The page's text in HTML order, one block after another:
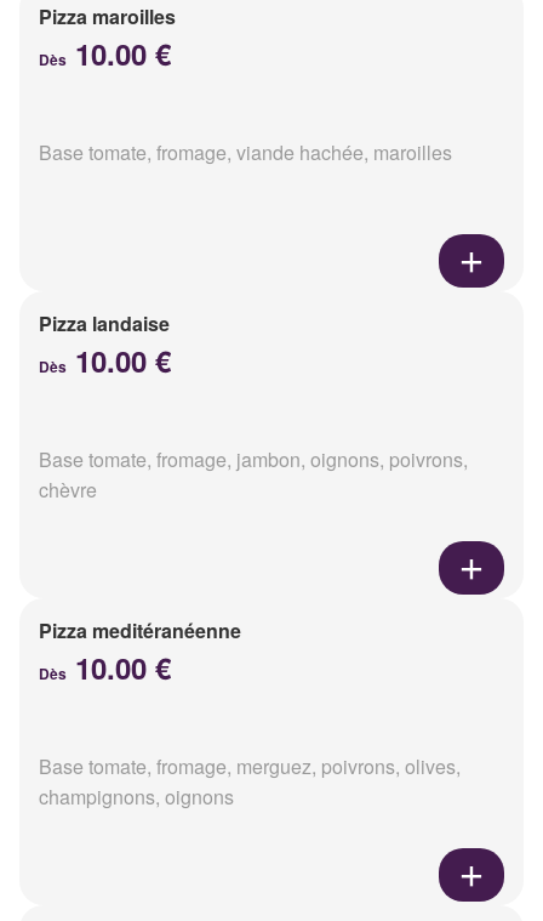
Pizza maroilles
Dès 10.00 €
Base tomate, fromage, viande hachée, maroilles
Pizza landaise
Dès 10.00 €
Base tomate, fromage, jambon, oignons, poivrons,
chèvre
Pizza meditéranéenne
Dès 10.00 €
Base tomate, fromage, merguez, poivrons, olives,
champignons, oignons